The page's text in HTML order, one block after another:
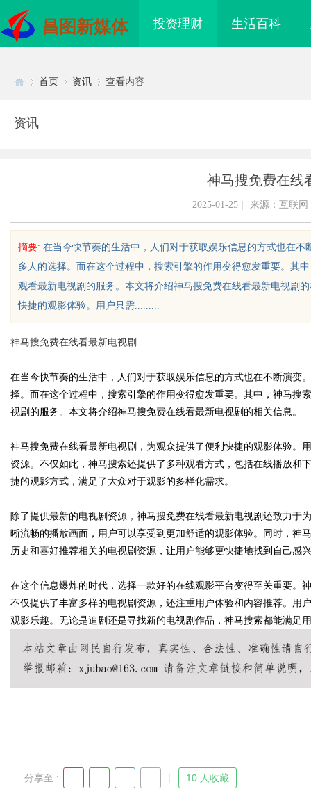
昌图新媒体 投资理财 生活百科
sc
uz
!
首页 资讯 查看内容
资讯
神马搜免费在线
2025-01-25 来源：互联网
摘要: 在当今快节奏的生活中，人们对于获取娱乐信息的方式也在
多人的选择。而在这个过程中，搜索引擎的作用变得愈发重要。其
观看最新电视剧的服务。本文将介绍神马搜免费在线看最新电视剧
快捷的观影体验。用户只需.........
神马搜免费在线看最新电视剧
在当今快节奏的生活中，人们对于获取娱乐信息的方式也在不断演变
择。而在这个过程中，搜索引擎的作用变得愈发重要。其中，神马搜
视剧的服务。本文将介绍神马搜免费在线看最新电视剧的相关信息。
神马搜免费在线看最新电视剧，为观众提供了便利快捷的观影体验。
资源。不仅如此，神马搜索还提供了多种观看方式，包括在线播放和
捷的观影方式，满足了大众对于观影的多样化需求。
除了提供最新的电视剧资源，神马搜免费在线看最新电视剧还致力于
晰流畅的播放画面，用户可以享受到更加舒适的观影体验。同时，神
历史和喜好推荐相关的电视剧资源，让用户能够更快捷地找到自己感
在这个信息爆炸的时代，选择一款好的在线观影平台变得至关重要。
不仅提供了丰富多样的电视剧资源，还注重用户体验和内容推荐。用
观影乐趣。无论是追剧还是寻找新的电视剧作品，神马搜索都能满足
分享至 : 10 人收藏
家机构函授站教学点
荐你？